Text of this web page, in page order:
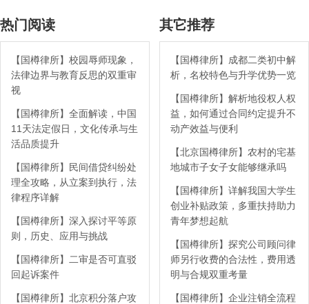
热门阅读
【国樽律所】校园辱师现象，
法律边界与教育反思的双重审
视
【国樽律所】全面解读，中国
11天法定假日，文化传承与生
活品质提升
【国樽律所】民间借贷纠纷处
理全攻略，从立案到执行，法
律程序详解
【国樽律所】深入探讨平等原
则，历史、应用与挑战
【国樽律所】二审是否可直驳
回起诉案件
【国樽律所】北京积分落户攻
其它推荐
【国樽律所】成都二类初中解
析，名校特色与升学优势一览
【国樽律所】解析地役权人权
益，如何通过合同约定提升不
动产效益与便利
【北京国樽律所】农村的宅基
地城市子女子女能够继承吗
【国樽律所】详解我国大学生
创业补贴政策，多重扶持助力
青年梦想起航
【国樽律所】探究公司顾问律
师另行收费的合法性，费用透
明与合规双重考量
【国樽律所】企业注销全流程